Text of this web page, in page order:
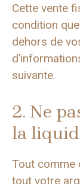
Cette vente
condition
dehors de
suivante.
2. Ne
la
Tout comme
tout votre